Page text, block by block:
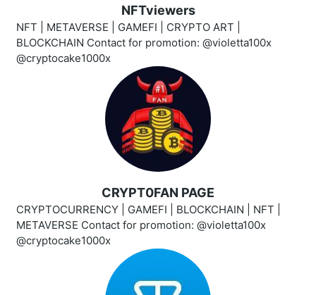
NFTviewers
NFT | METAVERSE | GAMEFI | CRYPTO ART |
BLOCKCHAIN Contact for promotion: @violetta100x
@cryptocake1000x
CRYPT0FAN PAGE
CRYPTOCURRENCY | GAMEFI | BLOCKCHAIN | NFT |
METAVERSE Contact for promotion: @violetta100x
@cryptocake1000x